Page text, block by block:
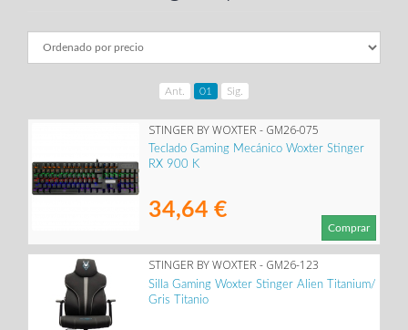
Ant. 01 Sig.
STINGER BY WOXTER - GM26-075
Teclado Gaming Mecánico Woxter Stinger
RX 900 K
34,64 €
Comprar
STINGER BY WOXTER - GM26-123
Silla Gaming Woxter Stinger Alien Titanium/
Gris Titanio